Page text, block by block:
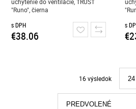
"Runo", čierna
s DPH
€38.06
s
16 výsledok 24
PREDVOLENÉ